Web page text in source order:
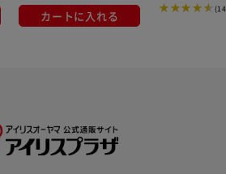
カートに入れる